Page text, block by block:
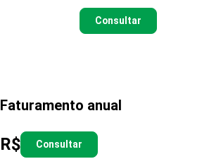
Consultar
Faturamento anual
R$ Consultar